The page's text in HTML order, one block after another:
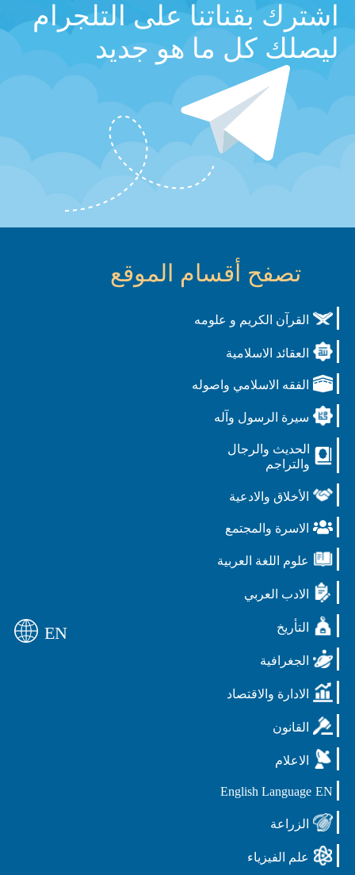
اشترك بقناتنا على التلجرام
ليصلك كل ما هو جديد
تصفح أقسام الموقع
القرآن الكريم و علومه
العقائد الاسلامية
الفقه الاسلامي واصوله
سيرة الرسول وآله
الحديث والرجال
والتراجم
الأخلاق والادعية
الاسرة والمجتمع
علوم اللغة العربية
الادب العربي
التأريخ
الجغرافية
الادارة والاقتصاد
القانون
الاعلام
EN
English Language
الزراعة
علم الفيزياء
EN